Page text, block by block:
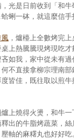
光是日前收到「和
蜊一砵，就這麼信手
，爐檯上全數烤完
上熱騰騰現烤現吃
如我，家中從未有
不直接拿柳宗理南
皆佳，既往取以煎牛
上燒得火燙，和牛
出的牛脂烤蔬菜，絲
軸的麻糬丸也好好吃。